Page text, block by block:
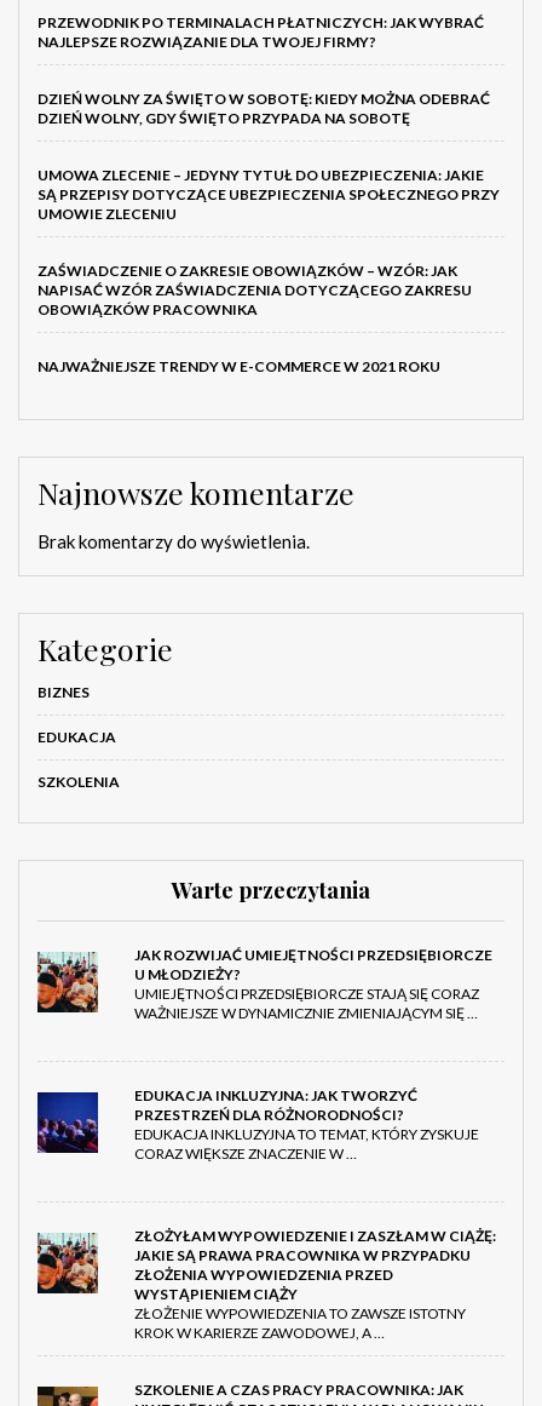
PRZEWODNIK PO TERMINALACH PŁATNICZYCH: JAK WYBRAĆ
NAJLEPSZE ROZWIĄZANIE DLA TWOJEJ FIRMY?
DZIEŃ WOLNY ZA ŚWIĘTO W SOBOTĘ: KIEDY MOŻNA ODEBRAĆ
DZIEŃ WOLNY, GDY ŚWIĘTO PRZYPADA NA SOBOTĘ
UMOWA ZLECENIE – JEDYNY TYTUŁ DO UBEZPIECZENIA: JAKIE
SĄ PRZEPISY DOTYCZĄCE UBEZPIECZENIA SPOŁECZNEGO PRZY
UMOWIE ZLECENIU
ZAŚWIADCZENIE O ZAKRESIE OBOWIĄZKÓW – WZÓR: JAK
NAPISAĆ WZÓR ZAŚWIADCZENIA DOTYCZĄCEGO ZAKRESU
OBOWIĄZKÓW PRACOWNIKA
NAJWAŻNIEJSZE TRENDY W E-COMMERCE W 2021 ROKU
Najnowsze komentarze
Brak komentarzy do wyświetlenia.
Kategorie
BIZNES
EDUKACJA
SZKOLENIA
Warte przeczytania
JAK ROZWIJAĆ UMIEJĘTNOŚCI PRZEDSIĘBIORCZE
U MŁODZIEŻY?
UMIEJĘTNOŚCI PRZEDSIĘBIORCZE STAJĄ SIĘ CORAZ
WAŻNIEJSZE W DYNAMICZNIE ZMIENIAJĄCYM SIĘ …
EDUKACJA INKLUZYJNA: JAK TWORZYĆ
PRZESTRZEŃ DLA RÓŻNORODNOŚCI?
EDUKACJA INKLUZYJNA TO TEMAT, KTÓRY ZYSKUJE
CORAZ WIĘKSZE ZNACZENIE W …
ZŁOŻYŁAM WYPOWIEDZENIE I ZASZŁAM W CIĄŻĘ:
JAKIE SĄ PRAWA PRACOWNIKA W PRZYPADKU
ZŁOŻENIA WYPOWIEDZENIA PRZED
WYSTĄPIENIEM CIĄŻY
ZŁOŻENIE WYPOWIEDZENIA TO ZAWSZE ISTOTNY
KROK W KARIERZE ZAWODOWEJ, A …
SZKOLENIE A CZAS PRACY PRACOWNIKA: JAK